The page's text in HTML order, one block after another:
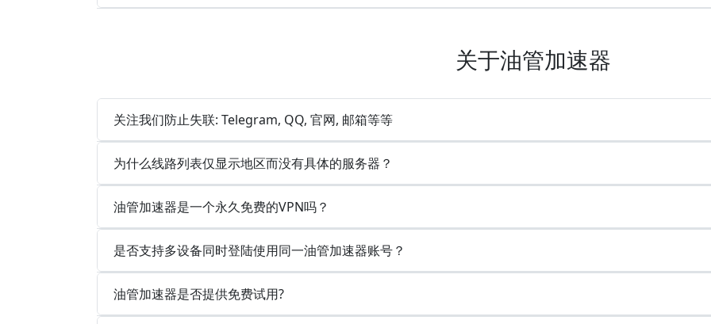
关于油管加速器
关注我们防止失联: Telegram, QQ, 官网, 邮箱等等
为什么线路列表仅显示地区而没有具体的服务器？
油管加速器是一个永久免费的VPN吗？
是否支持多设备同时登陆使用同一油管加速器账号？
油管加速器是否提供免费试用?